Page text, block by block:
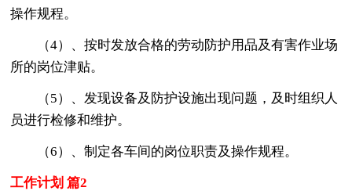
操作规程。
（4）、按时发放合格的劳动防护用品及有害作业场
所的岗位津贴。
（5）、发现设备及防护设施出现问题，及时组织人
员进行检修和维护。
（6）、制定各车间的岗位职责及操作规程。
工作计划 篇2